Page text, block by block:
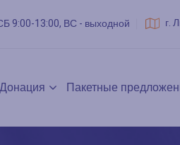
9:00-13:00, ВС - выходной г.
Донация Пакетные